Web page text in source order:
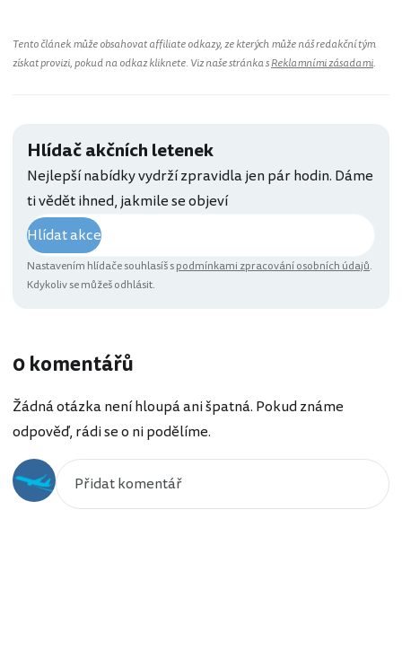
Tento článek může obsahovat affiliate odkazy, ze kterých může náš redakční tým
získat provizi, pokud na odkaz kliknete. Viz naše stránka sReklamními zásadami.
Hlídač akčních letenek
Nejlepší nabídky vydrží zpravidla jen pár hodin. Dáme
ti vědět ihned, jakmile se objeví
Hlídat akce
Nastavením hlídače souhlasíš spodmínkami zpracování osobních údajů.
Kdykoliv se můžeš odhlásit.
0 komentářů
Žádná otázka není hloupá ani špatná. Pokud známe
odpověď, rádi se o ni podělíme.